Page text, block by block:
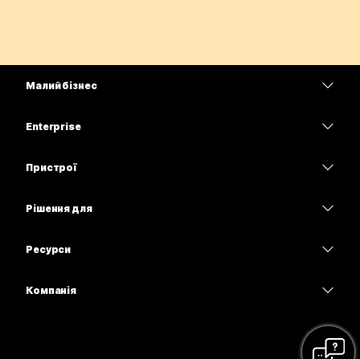
Малий бізнес
Enterprise
Пристрої
Рішення для
Ресурси
Компанія